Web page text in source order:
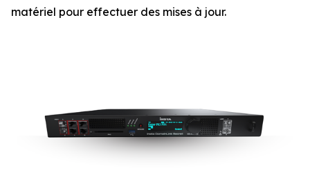
matériel pour effectuer des mises à jour.